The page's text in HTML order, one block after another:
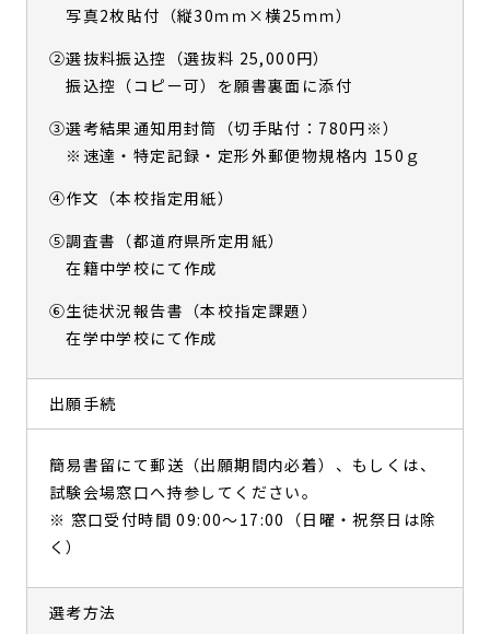
写真2枚貼付（縦30ｍｍ×横25ｍｍ）
②選抜料振込控（選抜料 25,000円）
振込控（コピー可）を願書裏面に添付
③選考結果通知用封筒（切手貼付：780円※）
※速達・特定記録・定形外郵便物規格内 150ｇ
④作文（本校指定用紙）
⑤調査書（都道府県所定用紙）
在籍中学校にて作成
⑥生徒状況報告書（本校指定課題）
在学中学校にて作成
出願手続
簡易書留にて郵送（出願期間内必着）、もしくは、
試験会場窓口へ持参してください。
※ 窓口受付時間 09:00～17:00（日曜・祝祭日は除
く）
選考方法